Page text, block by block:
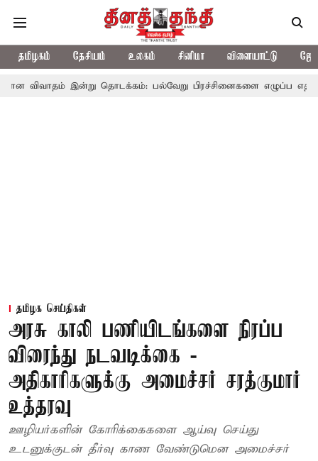
தமிழகம் தேசியம் உலகம் சினிமா விளையாட்டு
இன்று தொடக்கம்: பல்வேறு பிரச்சினைகளை எழுப்ப
தமிழக செய்திகள்
அரசு காலி பணியிடங்களை நிரப்ப
விரைந்து நடவடிக்கை -
அதிகாரிகளுக்கு அமைச்சர் சரத்குமார்
உத்தரவு
ஊழியர்களின் கோரிக்கைகளை ஆய்வு செய்து
உடனுக்குடன் தீர்வு காண வேண்டுமென அமைச்சர்